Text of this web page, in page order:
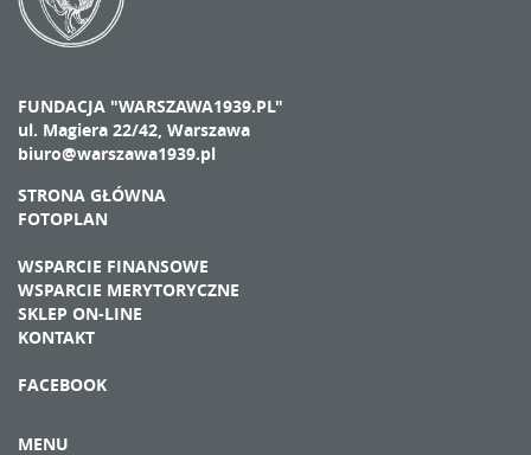
FUNDACJA "WARSZAWA1939.PL"
ul. Magiera 22/42, Warszawa
biuro@warszawa1939.pl
STRONA GŁÓWNA
FOTOPLAN
WSPARCIE FINANSOWE
WSPARCIE MERYTORYCZNE
SKLEP ON-LINE
KONTAKT
FACEBOOK
MENU